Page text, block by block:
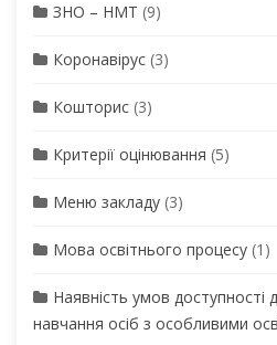
ЗНО – НМТ (9)
Коронавірус (3)
Кошторис (3)
Критерії оцінювання (5)
Меню закладу (3)
Мова освітнього процесу (1)
Наявність умов доступності
навчання осіб з особливими